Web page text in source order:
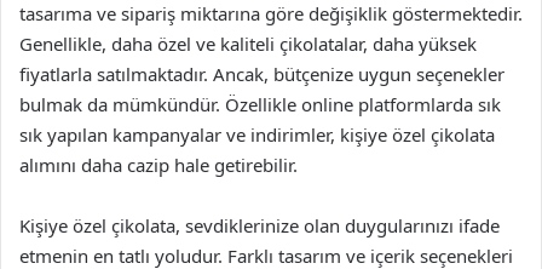
tasarıma ve sipariş miktarına göre değişiklik göstermektedir.
Genellikle, daha özel ve kaliteli çikolatalar, daha yüksek
fiyatlarla satılmaktadır. Ancak, bütçenize uygun seçenekler
bulmak da mümkündür. Özellikle online platformlarda sık
sık yapılan kampanyalar ve indirimler, kişiye özel çikolata
alımını daha cazip hale getirebilir.
Kişiye özel çikolata, sevdiklerinize olan duygularınızı ifade
etmenin en tatlı yoludur. Farklı tasarım ve içerik seçenekleri